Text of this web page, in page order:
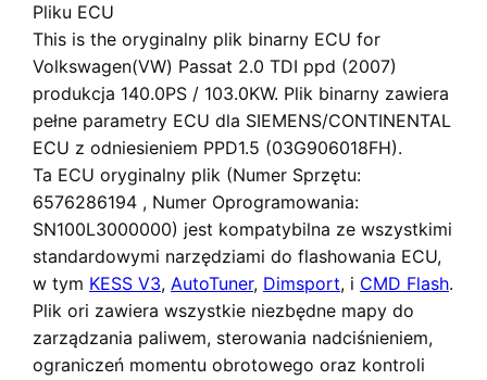
Pliku ECU
This is the oryginalny plik binarny ECU for
Volkswagen(VW) Passat 2.0 TDI ppd (2007)
produkcja 140.0PS / 103.0KW. Plik binarny zawiera
pełne parametry ECU dla SIEMENS/CONTINENTAL
ECU z odniesieniem PPD1.5 (03G906018FH).
Ta ECU oryginalny plik (Numer Sprzętu:
6576286194 , Numer Oprogramowania:
SN100L3000000) jest kompatybilna ze wszystkimi
standardowymi narzędziami do flashowania ECU,
w tym KESS V3, AutoTuner, Dimsport, i CMD Flash.
Plik ori zawiera wszystkie niezbędne mapy do
zarządzania paliwem, sterowania nadciśnieniem,
ograniczeń momentu obrotowego oraz kontroli